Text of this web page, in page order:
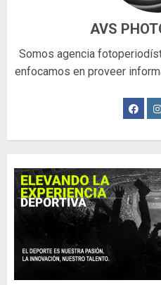
AVS
Somos agencia
enfocamos en proveer